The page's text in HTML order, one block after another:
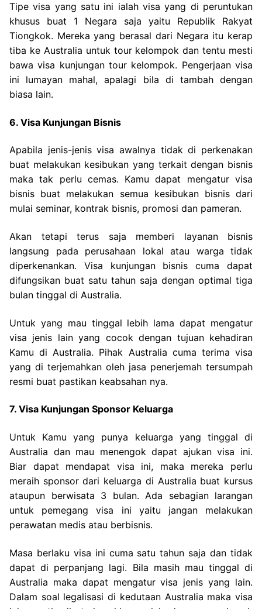
Tipe visa yang satu ini ialah visa yang di peruntukan
khusus buat 1 Negara saja yaitu Republik Rakyat
Tiongkok. Mereka yang berasal dari Negara itu kerap
tiba ke Australia untuk tour kelompok dan tentu mesti
bawa visa kunjungan tour kelompok. Pengerjaan visa
ini lumayan mahal, apalagi bila di tambah dengan
biasa lain.
6. Visa Kunjungan Bisnis
Apabila jenis-jenis visa awalnya tidak di perkenakan
buat melakukan kesibukan yang terkait dengan bisnis
maka tak perlu cemas. Kamu dapat mengatur visa
bisnis buat melakukan semua kesibukan bisnis dari
mulai seminar, kontrak bisnis, promosi dan pameran.
Akan tetapi terus saja memberi layanan bisnis
langsung pada perusahaan lokal atau warga tidak
diperkenankan. Visa kunjungan bisnis cuma dapat
difungsikan buat satu tahun saja dengan optimal tiga
bulan tinggal di Australia.
Untuk yang mau tinggal lebih lama dapat mengatur
visa jenis lain yang cocok dengan tujuan kehadiran
Kamu di Australia. Pihak Australia cuma terima visa
yang di terjemahkan oleh jasa penerjemah tersumpah
resmi buat pastikan keabsahan nya.
7. Visa Kunjungan Sponsor Keluarga
Untuk Kamu yang punya keluarga yang tinggal di
Australia dan mau menengok dapat ajukan visa ini.
Biar dapat mendapat visa ini, maka mereka perlu
meraih sponsor dari keluarga di Australia buat kursus
ataupun berwisata 3 bulan. Ada sebagian larangan
untuk pemegang visa ini yaitu jangan melakukan
perawatan medis atau berbisnis.
Masa berlaku visa ini cuma satu tahun saja dan tidak
dapat di perpanjang lagi. Bila masih mau tinggal di
Australia maka dapat mengatur visa jenis yang lain.
Dalam soal legalisasi di kedutaan Australia maka visa